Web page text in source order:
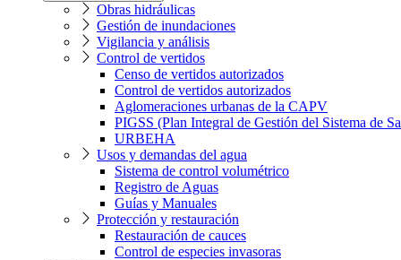
Obras hidráulicas
Gestión de inundaciones
Vigilancia y análisis
Control de vertidos
Censo de vertidos autorizados
Control de vertidos autorizados
Aglomeraciones urbanas de la CAPV
PIGSS (Plan Integral de Gestión del Sistema de
URBEHA
Usos y demandas del agua
Sistema de control volumétrico
Registro de Aguas
Guías y Manuales
Protección y restauración
Restauración de cauces
Control de especies invasoras